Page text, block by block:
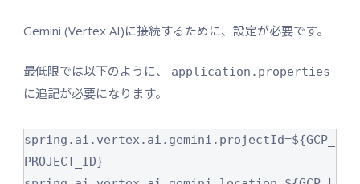
Gemini (Vertex AI)に接続するために、設定が必要です。
最低限では以下のように、 application.properties
に追記が必要になります。
spring.ai.vertex.ai.gemini.projectId=${GCP_
PROJECT_ID}